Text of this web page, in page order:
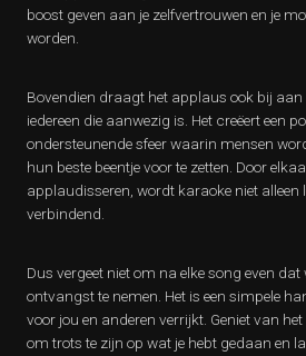
boost geven aan je zelfvertrouwen en je
worden.
Bovendien draagt het applaus ook bij aan
iedereen die aanwezig is. Het creëert een
ondersteunende sfeer waarin mensen
hun beste beentje voor te zetten. Door
applaudisseren, wordt karaoke niet alleen
verbindend.
Dus vergeet niet om na elke song even
ontvangst te nemen. Het is een simpele
voor jou en anderen verrijkt. Geniet van
om trots te zijn op wat je hebt gedaan en